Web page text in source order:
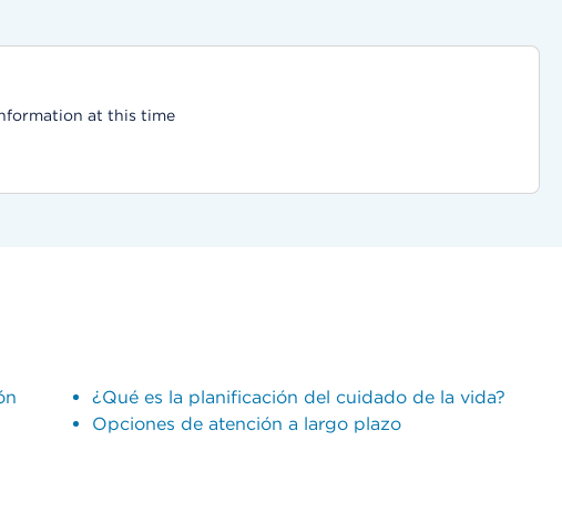
at this time
¿Qué es la planificación del cuidado de la vida?
Opciones de atención a largo plazo